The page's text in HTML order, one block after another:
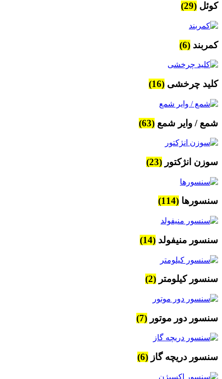
کوئل (29)
کمربند (6)
کلید چرخشی (16)
شمع / وایر شمع (63)
سوزن انژکتور (23)
سنسورها (114)
سنسور منیفولد (14)
سنسور کیلومتر (2)
سنسور دور موتور (7)
سنسور دریچه گاز (6)